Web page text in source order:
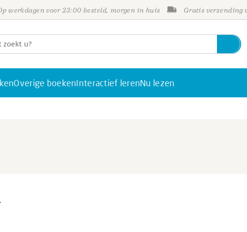
werkdagen voor 23:00 besteld, morgen in huis Gratis verzending
Overige boekenInteractief lerenNu lezen